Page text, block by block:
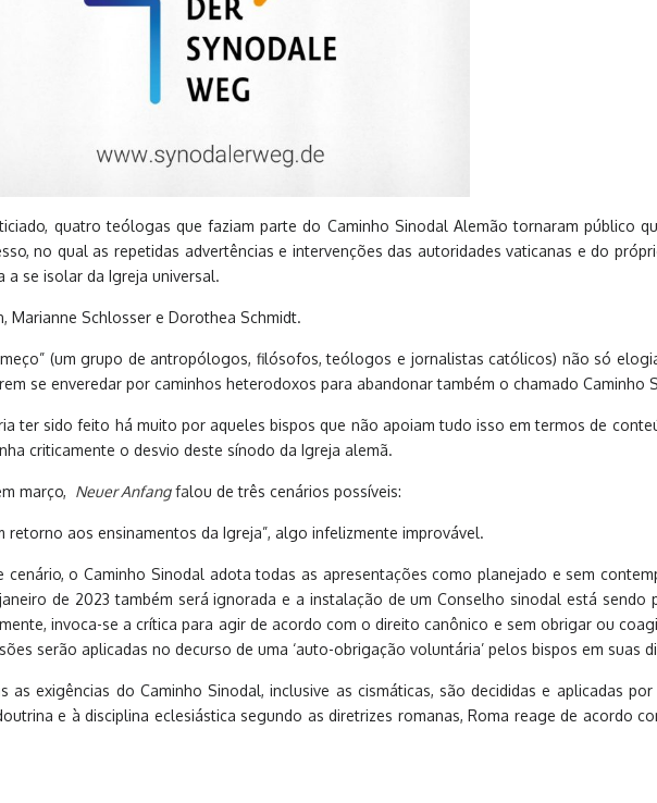
quatro teólogas que faziam parte do Caminho Sinodal Alemão tornaram público
no qual as repetidas advertências e intervenções das autoridades vaticanas e do
a se isolar da Igreja universal.
Marianne Schlosser e Dorothea Schmidt.
(um grupo de antropólogos, filósofos, teólogos e jornalistas católicos) não só
se enveredar por caminhos heterodoxos para abandonar também o chamado Caminho
ter sido feito há muito por aqueles bispos que não apoiam tudo isso em termos de
criticamente o desvio deste sínodo da Igreja alemã.
março, Neuer Anfangfalou de três cenários possíveis:
aos ensinamentos da Igreja”, algo infelizmente improvável.
cenário, o Caminho Sinodal adota todas as apresentações como planejado e sem
de 2023 também será ignorada e a instalação de um Conselho sinodal está sendo
invoca-se a crítica para agir de acordo com o direito canônico e sem obrigar ou
serão aplicadas no decurso de uma ‘auto-obrigação voluntária’ pelos bispos em suas
exigências do Caminho Sinodal, inclusive as cismáticas, são decididas e aplicadas
e à disciplina eclesiástica segundo as diretrizes romanas, Roma reage de acordo